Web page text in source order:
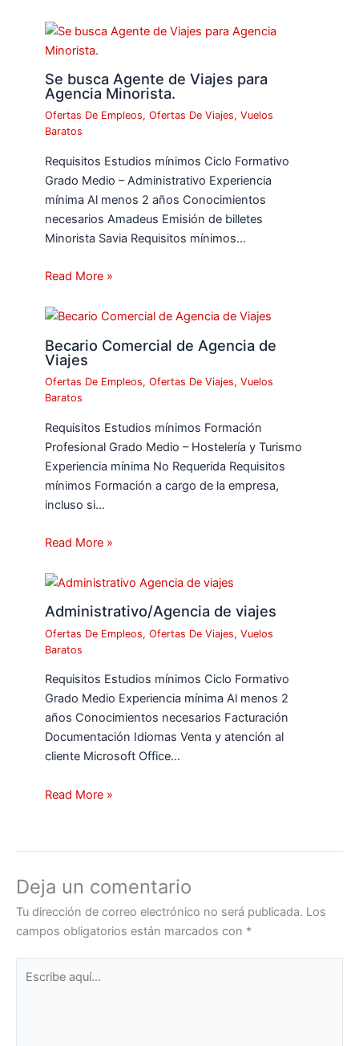
Se busca Agente de Viajes para
Agencia Minorista.
Ofertas De Empleos,Ofertas De Viajes,Vuelos
Baratos
Requisitos Estudios mínimos Ciclo Formativo
Grado Medio – Administrativo Experiencia
mínima Al menos 2 años Conocimientos
necesarios Amadeus Emisión de billetes
Minorista Savia Requisitos mínimos…
Read More »
Becario Comercial de Agencia de
Viajes
Ofertas De Empleos,Ofertas De Viajes,Vuelos
Baratos
Requisitos Estudios mínimos Formación
Profesional Grado Medio – Hostelería y Turismo
Experiencia mínima No Requerida Requisitos
mínimos Formación a cargo de la empresa,
incluso si…
Read More »
Administrativo/Agencia de viajes
Ofertas De Empleos,Ofertas De Viajes,Vuelos
Baratos
Requisitos Estudios mínimos Ciclo Formativo
Grado Medio Experiencia mínima Al menos 2
años Conocimientos necesarios Facturación
Documentación Idiomas Venta y atención al
cliente Microsoft Office…
Read More »
Deja un comentario
Tu dirección de correo electrónico no será publicada. Los
campos obligatorios están marcados con *